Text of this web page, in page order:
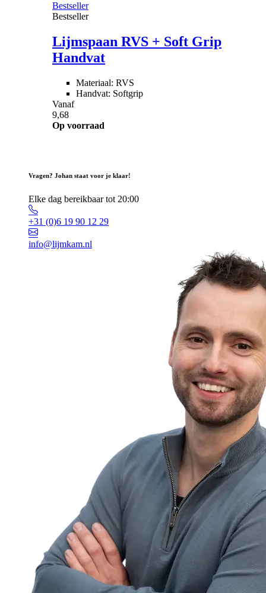
Bestseller
Bestseller
Lijmspaan RVS + Soft Grip
Handvat
Materiaal: RVS
Handvat: Softgrip
Vanaf
9,68
Op voorraad
Vragen? Johan staat voor je klaar!
Elke dag bereikbaar tot 20:00
+31 (0)6 19 90 12 29
info@lijmkam.nl